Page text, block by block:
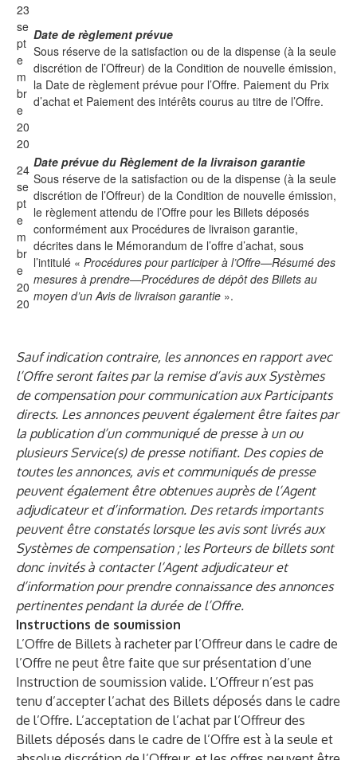
23
se
pt
e
m
br
e
20
20
Date de règlement prévue
Sous réserve de la satisfaction ou de la dispense (à la seule
discrétion de l’Offreur) de la Condition de nouvelle émission,
la Date de règlement prévue pour l’Offre. Paiement du Prix
d’achat et Paiement des intérêts courus au titre de l’Offre.
24
se
pt
e
m
br
e
20
20
Date prévue du Règlement de la livraison garantie
Sous réserve de la satisfaction ou de la dispense (à la seule
discrétion de l’Offreur) de la Condition de nouvelle émission,
le règlement attendu de l’Offre pour les Billets déposés
conformément aux Procédures de livraison garantie,
décrites dans le Mémorandum de l’offre d’achat, sous
l’intitulé « Procédures pour participer à l’Offre—Résumé des
mesures à prendre—Procédures de dépôt des Billets au
moyen d’un Avis de livraison garantie ».
Sauf indication contraire, les annonces en rapport avec
l’Offre seront faites par la remise d’avis aux Systèmes
de compensation pour communication aux Participants
directs. Les annonces peuvent également être faites par
la publication d’un communiqué de presse à un ou
plusieurs Service(s) de presse notifiant. Des copies de
toutes les annonces, avis et communiqués de presse
peuvent également être obtenues auprès de l’Agent
adjudicateur et d’information. Des retards importants
peuvent être constatés lorsque les avis sont livrés aux
Systèmes de compensation ; les Porteurs de billets sont
donc invités à contacter l’Agent adjudicateur et
d’information pour prendre connaissance des annonces
pertinentes pendant la durée de l’Offre.
Instructions de soumission
L’Offre de Billets à racheter par l’Offreur dans le cadre de
l’Offre ne peut être faite que sur présentation d’une
Instruction de soumission valide. L’Offreur n’est pas
tenu d’accepter l’achat des Billets déposés dans le cadre
de l’Offre. L’acceptation de l’achat par l’Offreur des
Billets déposés dans le cadre de l’Offre est à la seule et